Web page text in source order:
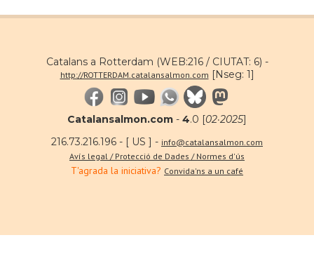
Catalans a Rotterdam (WEB:216 / CIUTAT: 6) -
http://ROTTERDAM.catalansalmon.com [Nseg: 1]
Catalansalmon.com - 4.0 [02·2025]
216.73.216.196 - [ US ] - info@catalansalmon.com
Avís legal / Protecció de Dades / Normes d'ús
T'agrada la iniciativa? Convida'ns a un café